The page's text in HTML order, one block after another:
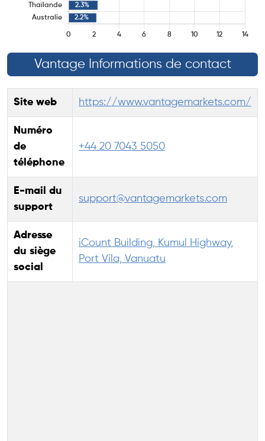
Vantage Informations de contact
Site web https://www.vantagemarkets.com/
Numéro
de
téléphone
+44 20 7043 5050
E-mail du
support
support@vantagemarkets.com
Adresse
du siège
social
iCount Building, Kumul Highway,
Port Vila, Vanuatu